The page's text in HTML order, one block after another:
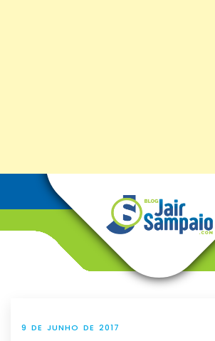
9 DE JUNHO DE 2017